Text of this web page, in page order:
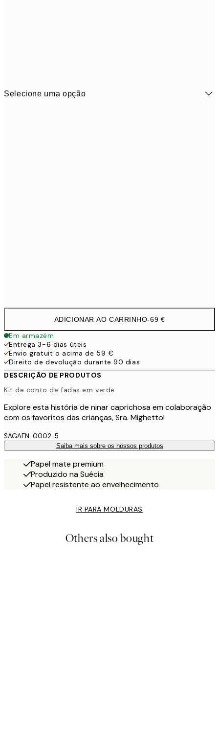
Selecione uma opção
ADICIONAR AO CARRINHO-69 €
Em armazém
Entrega 3-6 dias úteis
Envio gratuit o acima de 59 €
Direito de devolução durante 90 dias
DESCRIÇÃO DE PRODUTOS
Kit de conto de fadas em verde
Explore esta história de ninar caprichosa em colaboração
com os favoritos das crianças, Sra. Mighetto!
SAGAEN-0002-5
Saiba mais sobre os nossos produtos
Papel mate premium
Produzido na Suécia
Papel resistente ao envelhecimento
IR PARA MOLDURAS
Others also bought